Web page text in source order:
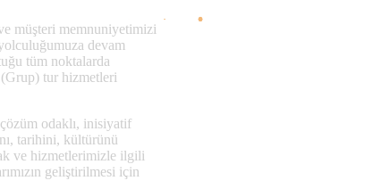
müşteri memnuniyetimizi
devam
tüm noktalarda
tur hizmetleri
odaklı, inisiyatif
tarihini, kültürünü
ve hizmetlerimizle ilgili
geliştirilmesi için